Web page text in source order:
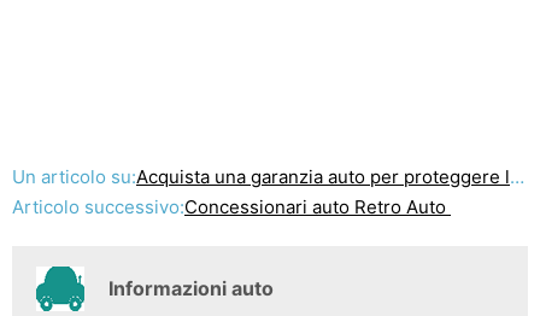
Un articolo su:Acquista una garanzia auto per proteggere la vostra auto da fatture di riparazione costosi
Articolo successivo:Concessionari auto Retro Auto
Informazioni auto